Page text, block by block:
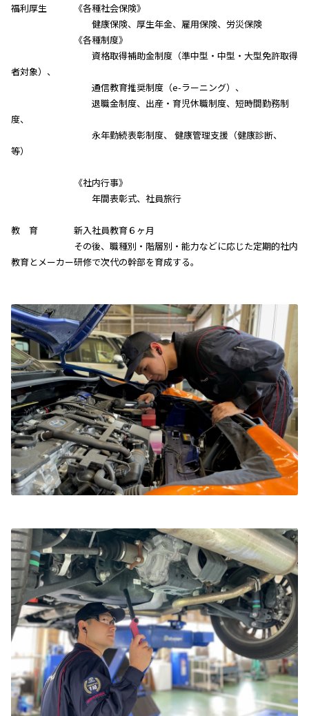
福利厚生 《各種社会保険》
健康保険、厚生年金、雇用保険、労災保険
《各種制度》
資格取得補助金制度（準中型・中型・大型免許取得
者対象）、
通信教育推奨制度（e-ラーニング）、
退職金制度、出産・育児休職制度、短時間勤務制
度、
永年勤続表彰制度、 健康管理支援（健康診断、
等）
《社内行事》
年間表彰式、社員旅行
教 育 新入社員教育６ヶ月
その後、職種別・階層別・能力などに応じた定期的社内
教育とメーカー研修で次代の幹部を育成する。